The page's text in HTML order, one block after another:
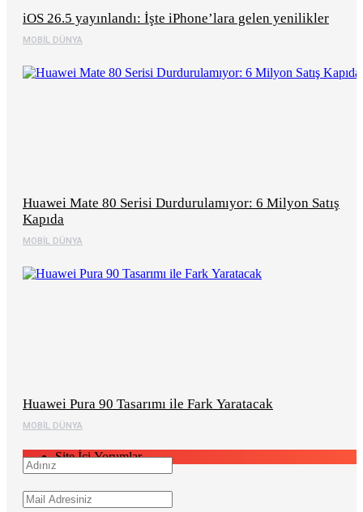
MOBIL DÜNYA
iOS 26.5 yayınlandı: İşte iPhone’lara gelen yenilikler
MOBIL DÜNYA
Huawei Mate 80 Serisi Durdurulamıyor: 6 Milyon Satış
Kapıda
MOBIL DÜNYA
Huawei Pura 90 Tasarımı ile Fark Yaratacak
Site İçi Yorumlar